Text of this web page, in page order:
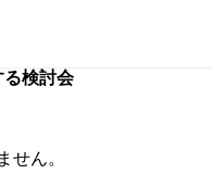
る検討会
せん。